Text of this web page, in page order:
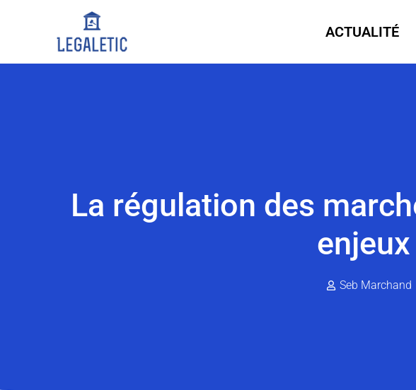
ACTUALITÉ
La régulation des
Seb Marchand